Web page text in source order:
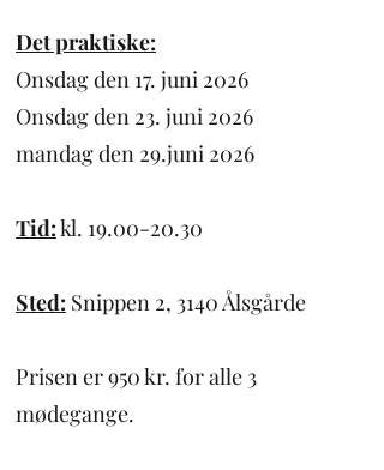
Det praktiske:
Onsdag den 17. juni 2026
Onsdag den 23. juni 2026
mandag den 29.juni 2026
Tid:kl. 19.00-20.30
Sted: Snippen 2, 3140 Ålsgårde
Prisen er 950 kr. for alle 3
mødegange.